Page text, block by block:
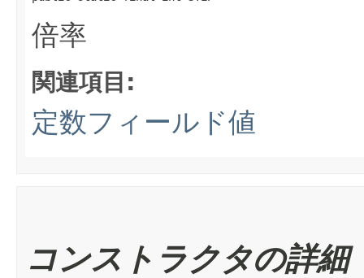
倍率
関連項目:
定数フィールド値
コンストラクタの詳細